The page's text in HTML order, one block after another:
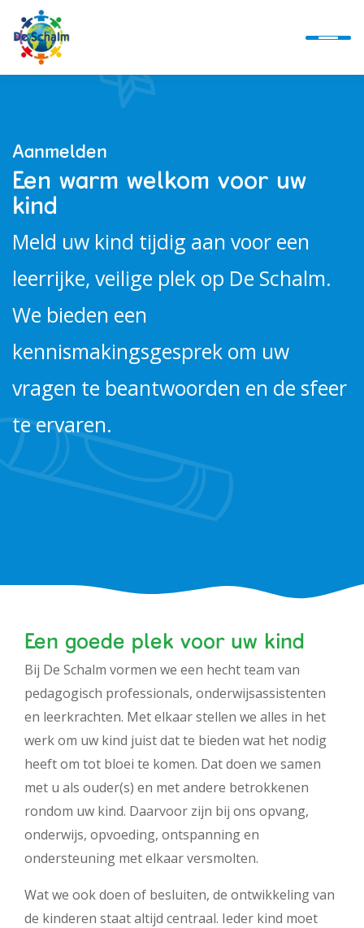
Alles over ons
Actueel
Alles bij de hand
Werken bij PIT
Aanmelden
Een warm welkom voor uw
kind
Meld uw kind tijdig aan voor een
leerrijke, veilige plek op De Schalm.
We bieden een
kennismakingsgesprek om uw
vragen te beantwoorden en de sfeer
te ervaren.
Een goede plek voor uw kind
Bij De Schalm vormen we een hecht team van
pedagogisch professionals, onderwijsassistenten
en leerkrachten. Met elkaar stellen we alles in het
werk om uw kind juist dat te bieden wat het nodig
heeft om tot bloei te komen. Dat doen we samen
met u als ouder(s) en met andere betrokkenen
rondom uw kind. Daarvoor zijn bij ons opvang,
onderwijs, opvoeding, ontspanning en
ondersteuning met elkaar versmolten.
Wat we ook doen of besluiten, de ontwikkeling van
de kinderen staat altijd centraal. Ieder kind moet